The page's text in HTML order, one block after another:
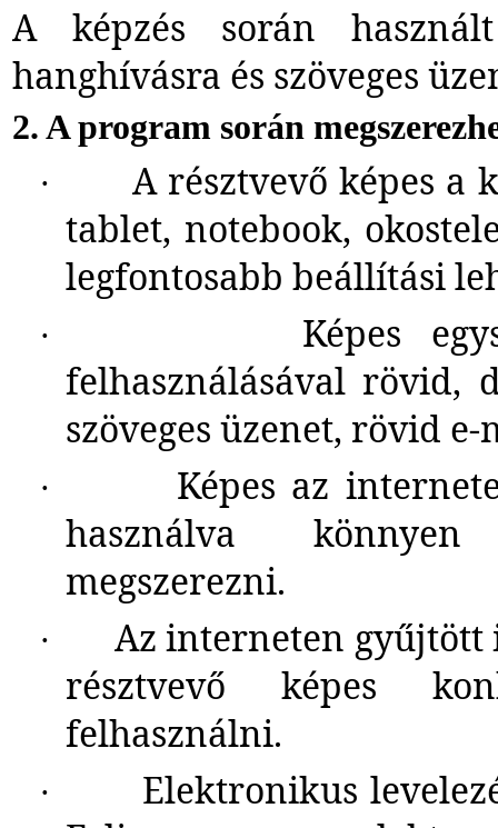
A képzés során
hanghívásra és szöveges
2. A program során
·
A résztvevő képes a
tablet, notebook,
legfontosabb beállítási
·
Képes
felhasználásával rövid,
szöveges üzenet, rövid
·
Képes az
használva
megszerezni.
·
Az interneten gyűjtött
résztvevő képes
felhasználni.
·
Elektronikus